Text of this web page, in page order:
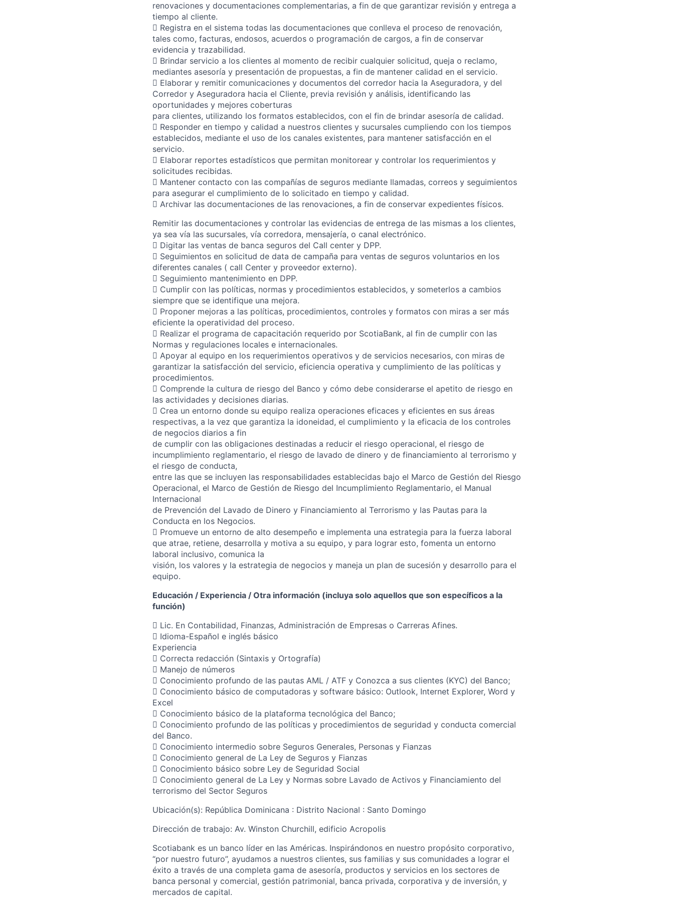
renovaciones y documentaciones complementarias, a fin de que garantizar revisión y entrega a
tiempo al cliente.
 Registra en el sistema todas las documentaciones que conlleva el proceso de renovación,
tales como, facturas, endosos, acuerdos o programación de cargos, a fin de conservar
evidencia y trazabilidad.
 Brindar servicio a los clientes al momento de recibir cualquier solicitud, queja o reclamo,
mediantes asesoría y presentación de propuestas, a fin de mantener calidad en el servicio.
 Elaborar y remitir comunicaciones y documentos del corredor hacia la Aseguradora, y del
Corredor y Aseguradora hacia el Cliente, previa revisión y análisis, identificando las
oportunidades y mejores coberturas
para clientes, utilizando los formatos establecidos, con el fin de brindar asesoría de calidad.
 Responder en tiempo y calidad a nuestros clientes y sucursales cumpliendo con los tiempos
establecidos, mediante el uso de los canales existentes, para mantener satisfacción en el
servicio.
 Elaborar reportes estadísticos que permitan monitorear y controlar los requerimientos y
solicitudes recibidas.
 Mantener contacto con las compañías de seguros mediante llamadas, correos y seguimientos
para asegurar el cumplimiento de lo solicitado en tiempo y calidad.
 Archivar las documentaciones de las renovaciones, a fin de conservar expedientes físicos.
Remitir las documentaciones y controlar las evidencias de entrega de las mismas a los clientes,
ya sea vía las sucursales, vía corredora, mensajería, o canal electrónico.
 Digitar las ventas de banca seguros del Call center y DPP.
 Seguimientos en solicitud de data de campaña para ventas de seguros voluntarios en los
diferentes canales ( call Center y proveedor externo).
 Seguimiento mantenimiento en DPP.
 Cumplir con las políticas, normas y procedimientos establecidos, y someterlos a cambios
siempre que se identifique una mejora.
 Proponer mejoras a las políticas, procedimientos, controles y formatos con miras a ser más
eficiente la operatividad del proceso.
 Realizar el programa de capacitación requerido por ScotiaBank, al fin de cumplir con las
Normas y regulaciones locales e internacionales.
 Apoyar al equipo en los requerimientos operativos y de servicios necesarios, con miras de
garantizar la satisfacción del servicio, eficiencia operativa y cumplimiento de las políticas y
procedimientos.
 Comprende la cultura de riesgo del Banco y cómo debe considerarse el apetito de riesgo en
las actividades y decisiones diarias.
 Crea un entorno donde su equipo realiza operaciones eficaces y eficientes en sus áreas
respectivas, a la vez que garantiza la idoneidad, el cumplimiento y la eficacia de los controles
de negocios diarios a fin
de cumplir con las obligaciones destinadas a reducir el riesgo operacional, el riesgo de
incumplimiento reglamentario, el riesgo de lavado de dinero y de financiamiento al terrorismo y
el riesgo de conducta,
entre las que se incluyen las responsabilidades establecidas bajo el Marco de Gestión del Riesgo
Operacional, el Marco de Gestión de Riesgo del Incumplimiento Reglamentario, el Manual
Internacional
de Prevención del Lavado de Dinero y Financiamiento al Terrorismo y las Pautas para la
Conducta en los Negocios.
 Promueve un entorno de alto desempeño e implementa una estrategia para la fuerza laboral
que atrae, retiene, desarrolla y motiva a su equipo, y para lograr esto, fomenta un entorno
laboral inclusivo, comunica la
visión, los valores y la estrategia de negocios y maneja un plan de sucesión y desarrollo para el
equipo.
Educación / Experiencia / Otra información (incluya solo aquellos que son específicos a la
función)
 Lic. En Contabilidad, Finanzas, Administración de Empresas o Carreras Afines.
 Idioma-Español e inglés básico
Experiencia
 Correcta redacción (Sintaxis y Ortografía)
 Manejo de números
 Conocimiento profundo de las pautas AML / ATF y Conozca a sus clientes (KYC) del Banco;
 Conocimiento básico de computadoras y software básico: Outlook, Internet Explorer, Word y
Excel
 Conocimiento básico de la plataforma tecnológica del Banco;
 Conocimiento profundo de las políticas y procedimientos de seguridad y conducta comercial
del Banco.
 Conocimiento intermedio sobre Seguros Generales, Personas y Fianzas
 Conocimiento general de La Ley de Seguros y Fianzas
 Conocimiento básico sobre Ley de Seguridad Social
 Conocimiento general de La Ley y Normas sobre Lavado de Activos y Financiamiento del
terrorismo del Sector Seguros
Ubicación(s): República Dominicana : Distrito Nacional : Santo Domingo
Dirección de trabajo: Av. Winston Churchill, edificio Acropolis
Scotiabank es un banco líder en las Américas. Inspirándonos en nuestro propósito corporativo,
“por nuestro futuro”, ayudamos a nuestros clientes, sus familias y sus comunidades a lograr el
éxito a través de una completa gama de asesoría, productos y servicios en los sectores de
banca personal y comercial, gestión patrimonial, banca privada, corporativa y de inversión, y
mercados de capital.